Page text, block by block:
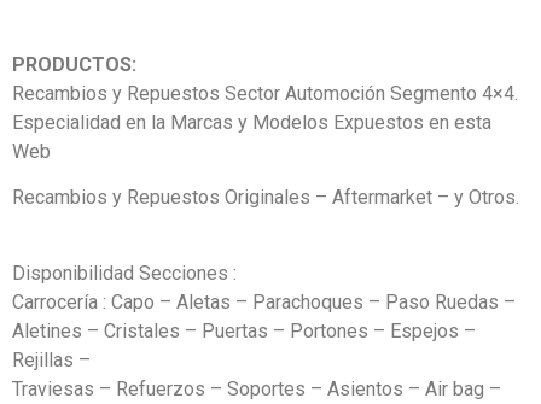
PRODUCTOS:
Recambios y Repuestos Sector Automoción Segmento 4×4.
Especialidad en la Marcas y Modelos Expuestos en esta
Web
Recambios y Repuestos Originales – Aftermarket – y Otros.
Disponibilidad Secciones :
Carrocería : Capo – Aletas – Parachoques – Paso Ruedas –
Aletines – Cristales – Puertas – Portones – Espejos –
Rejillas –
Traviesas – Refuerzos – Soportes – Asientos – Air bag –